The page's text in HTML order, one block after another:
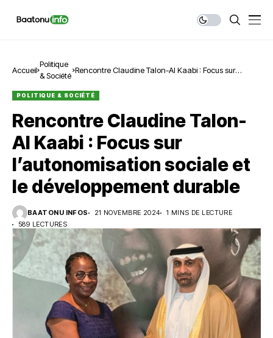
Accueil
Politique
& Société
Rencontre Claudine Talon-Al Kaabi : Focus sur
POLITIQUE & SOCIÉTÉ
Rencontre Claudine Talon-
Al Kaabi : Focus sur
l’autonomisation sociale et
le développement durable
BAATONU INFOS 21 NOVEMBRE 2024
1 MINS DE LECTURE
589 LECTURES